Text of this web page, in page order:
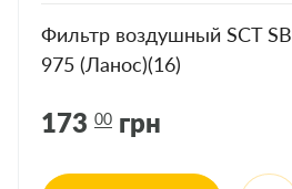
Фильтр воздушный SCT SB
975 (Ланос)(16)
173 00 грн